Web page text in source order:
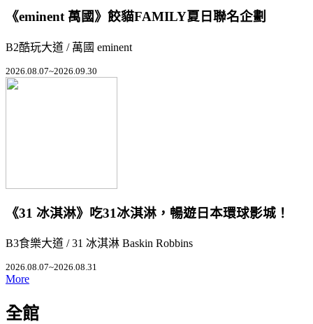
《eminent 萬國》餃貓FAMILY夏日聯名企劃
B2酷玩大道 / 萬國 eminent
2026.08.07~2026.09.30
《31 冰淇淋》吃31冰淇淋，暢遊日本環球影城！
B3食樂大道 / 31 冰淇淋 Baskin Robbins
2026.08.07~2026.08.31
More
全館